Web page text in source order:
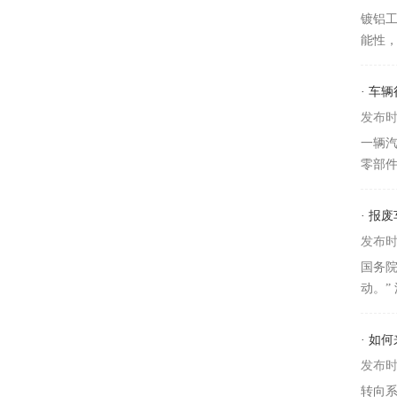
镀铝
能性
· 车
发布
一辆
零部
· 报
发布
国务
动。”
· 如
发布
转向